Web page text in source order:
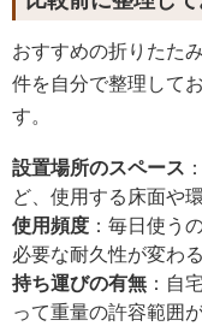
おすすめの折りたた
件を自分で整理して
す。
設置場所のスペース
ど、使用する床面や
使用頻度 ：毎日使う
必要な耐久性が変わる
持ち運びの有無 ：自
って重量の許容範囲